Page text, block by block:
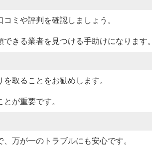
ミや評判を確認しましょう。
きる業者を見つける手助けになります。
取ることをお勧めします。
が重要です。
万が一のトラブルにも安心です。